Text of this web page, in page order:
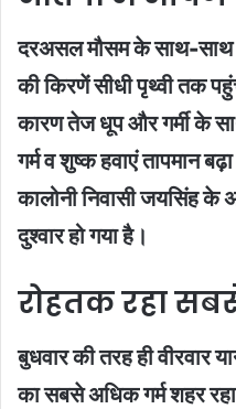
दरअसल मौसम के साथ-साथ
की किरणें सीधी पृथ्वी तक
कारण तेज धूप और गर्मी के
गर्म व शुष्क हवाएं तापमान
कालोनी निवासी जयसिंह के
दुश्वार हो गया है।
रोहतक रहा
बुधवार की तरह ही वीरवार
का सबसे अधिक गर्म शहर